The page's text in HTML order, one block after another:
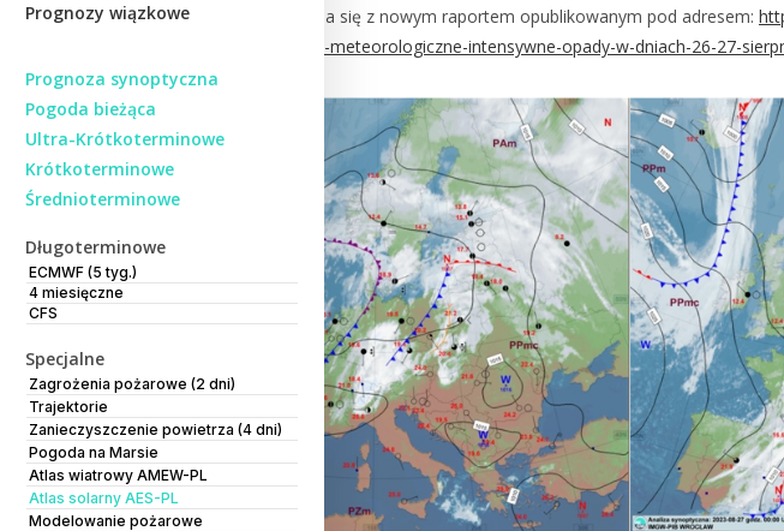
Prognozy wiązkowe
Prognoza synoptyczna
Pogoda bieżąca
Ultra-Krótkoterminowe
Krótkoterminowe
Średnioterminowe
Długoterminowe
ECMWF (5 tyg.)
4 miesięczne
CFS
Specjalne
Zagrożenia pożarowe (2 dni)
Trajektorie
Zanieczyszczenie powietrza (4 dni)
Pogoda na Marsie
Atlas wiatrowy AMEW-PL
Atlas solarny AES-PL
Modelowanie pożarowe
Zapraszamy do zapoznania się z nowym raportem opublikowanym pod adresem:
raport-koncowy-zdarzenie-meteorologiczne-intensywne-opady-w-dniach-26-27-